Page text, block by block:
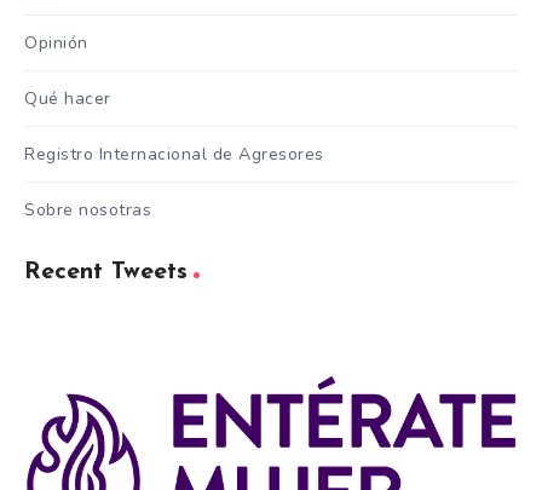
Opinión
Qué hacer
Registro Internacional de Agresores
Sobre nosotras
Recent Tweets